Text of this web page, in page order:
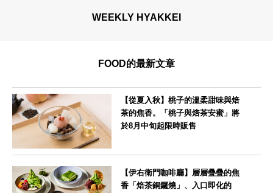
WEEKLY HYAKKEI
FOOD的最新文章
【從夏入秋】桃子的溫柔甜味與焙
茶的焦香。「桃子與焙茶安蜜」將
於8月中旬起限時販售
【伊右衛門咖啡廳】層層疊疊的焦
香「焙茶銅鑼燒」、入口即化的